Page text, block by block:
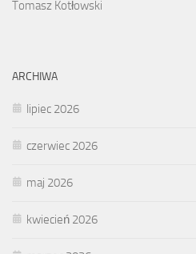
Tomasz Kotłowski
ARCHIWA
lipiec 2026
czerwiec 2026
maj 2026
kwiecień 2026